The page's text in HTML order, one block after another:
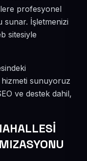
profesyonel
sunar. İşletmenizi
sitesiyle
sunuyoruz
ve destek dahil,